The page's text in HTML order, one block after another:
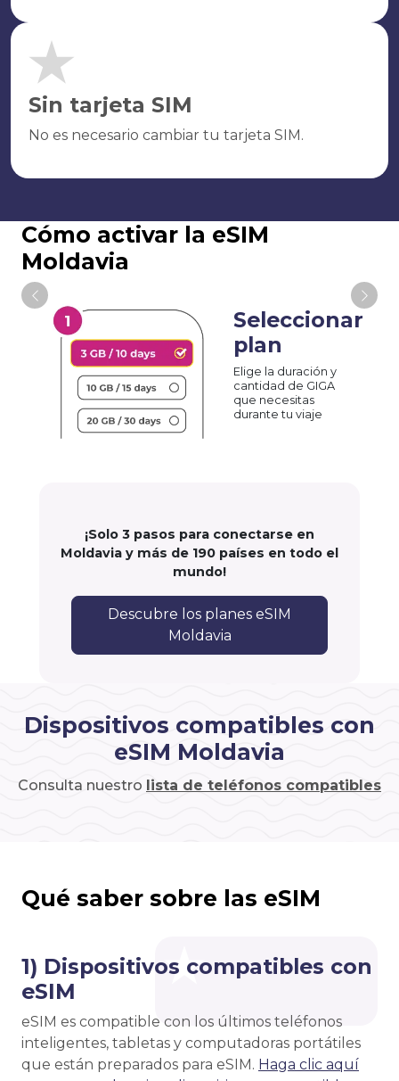
Sin tarjeta SIM
No es necesario cambiar tu tarjeta SIM.
Cómo activar la eSIM
Moldavia
Seleccionar
plan
Elige la duración y
cantidad de GIGA
que necesitas
durante tu viaje
¡Solo 3 pasos para conectarse en
Moldavia y más de 190 países en todo el
mundo!
Descubre los planes eSIM
Moldavia
Dispositivos compatibles con
eSIM Moldavia
Consulta nuestro lista de teléfonos compatibles
Qué saber sobre las eSIM
1) Dispositivos compatibles con
eSIM
eSIM es compatible con los últimos teléfonos
inteligentes, tabletas y computadoras portátiles
que están preparados para eSIM. Haga clic aquí